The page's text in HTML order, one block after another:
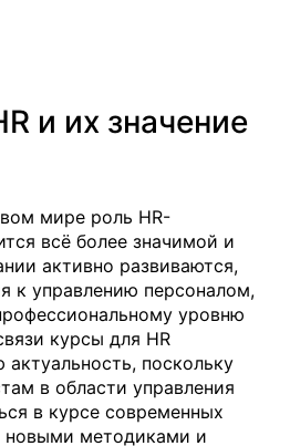
и их значение
мире роль HR-
всё более значимой и
активно развиваются,
к управлению персоналом,
уровню
курсы для HR
поскольку
в области управления
в курсе современных
новыми методиками и